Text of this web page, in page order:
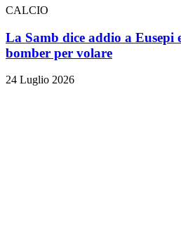
CALCIO
La Samb dice addio a Eusepi
bomber per volare
24 Luglio 2026